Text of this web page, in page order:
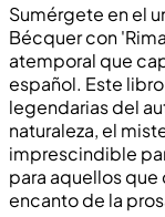
Sumérgete en el
Bécquer con
atemporal que
español. Este
legendarias del
naturaleza, el
imprescindible
para aquellos que
encanto de la